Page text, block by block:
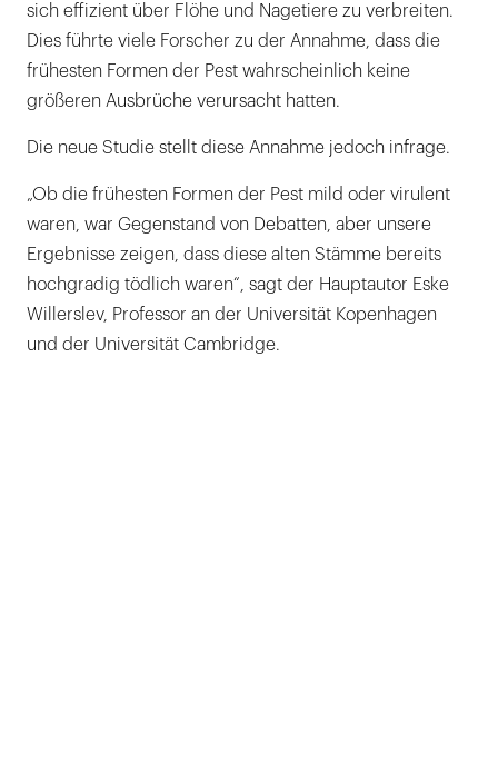
sich effizient über Flöhe und Nagetiere zu verbreiten.
Dies führte viele Forscher zu der Annahme, dass die
frühesten Formen der Pest wahrscheinlich keine
größeren Ausbrüche verursacht hatten.
Die neue Studie stellt diese Annahme jedoch infrage.
„Ob die frühesten Formen der Pest mild oder virulent
waren, war Gegenstand von Debatten, aber unsere
Ergebnisse zeigen, dass diese alten Stämme bereits
hochgradig tödlich waren“, sagt der Hauptautor Eske
Willerslev, Professor an der Universität Kopenhagen
und der Universität Cambridge.